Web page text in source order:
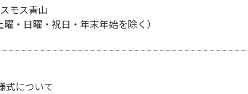
モス青山
・日曜・祝日・年末年始を除く）
式について